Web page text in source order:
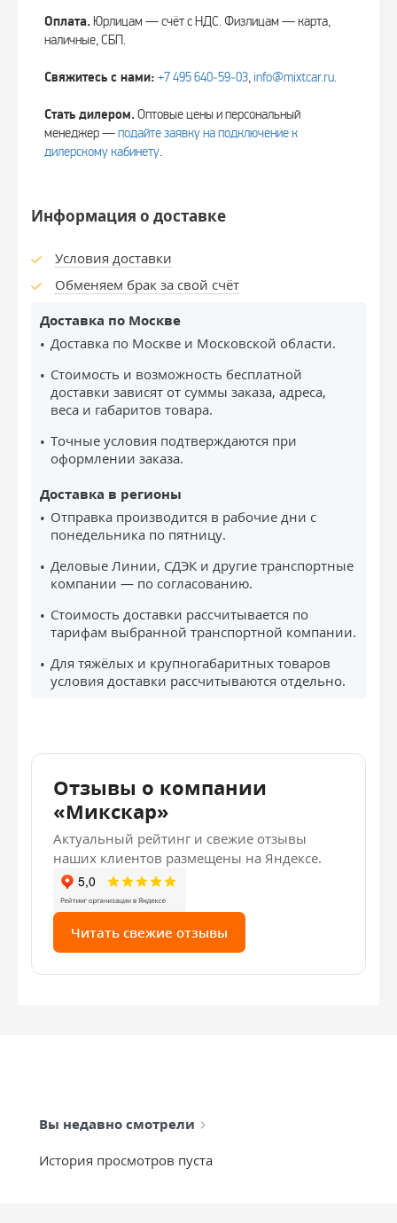
Оплата. Юрлицам — счёт с НДС. Физлицам — карта,
наличные, СБП.
Свяжитесь с нами: +7 495 640‑59‑03, info@mixtcar.ru.
Стать дилером.Оптовые цены и персональный
менеджер —подайте заявку на подключение к
дилерскому кабинету.
Информация о доставке
Условия доставки
Обменяем брак за свой счёт
Доставка по Москве
Доставка по Москве и Московской области.
Стоимость и возможность бесплатной
доставки зависят от суммы заказа, адреса,
веса и габаритов товара.
Точные условия подтверждаются при
оформлении заказа.
Доставка в регионы
Отправка производится в рабочие дни с
понедельника по пятницу.
Деловые Линии, СДЭК и другие транспортные
компании — по согласованию.
Стоимость доставки рассчитывается по
тарифам выбранной транспортной компании.
Для тяжёлых и крупногабаритных товаров
условия доставки рассчитываются отдельно.
Отзывы о компании
«Микскар»
Актуальный рейтинг и свежие отзывы
наших клиентов размещены на Яндексе.
Читать свежие отзывы
Вы недавно смотрели
История просмотров пуста